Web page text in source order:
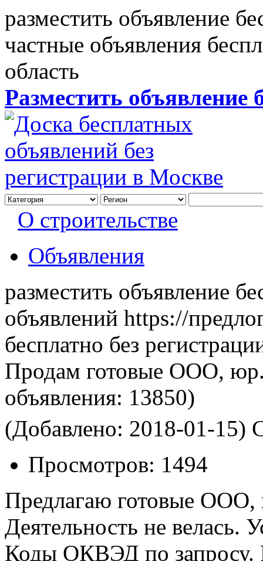
разместить объявление
частные объявления
область
Разместить объявление
О строительстве
Объявления
разместить объявление
объявлений https://
бесплатно без
Продам готовые ООО, юр.
объявления: 13850)
(Добавлено: 2018-01-15)
Просмотров: 1494
Предлагаю готовые ООО,
Деятельность не велась.
Коды ОКВЭД по запросу.